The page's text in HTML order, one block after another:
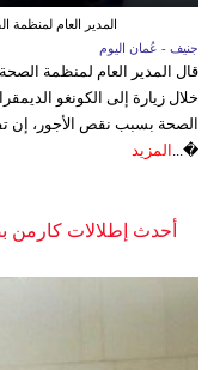
المدير العام لمنظمة
جنيف - عُمان اليوم
قال المدير العام لمنظمة
خلال زيارة إلى الكونغو
الصحة بسبب نقص الأجور، إن
�... المزيد
أحدث إطلالات كارمن